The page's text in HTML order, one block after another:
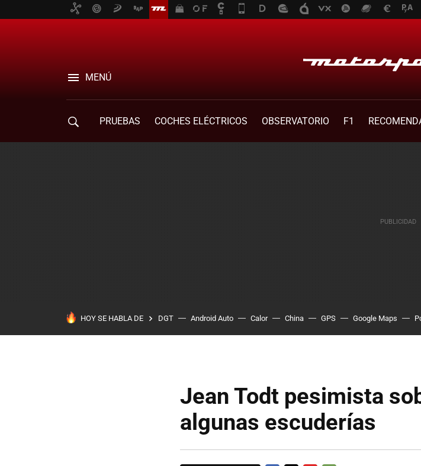
MENÚ
PRUEBAS COCHES ELÉCTRICOS OBSERVATORIO F1
HOY SE HABLA DE DGT Android Auto Calor China GPS Google Maps
Jean Todt pesimista
algunas escuderías